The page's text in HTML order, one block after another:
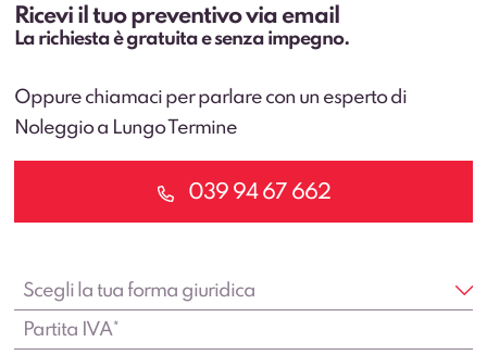
Ricevi il tuo preventivo via email
La richiesta è gratuita e senza impegno.
Oppure chiamaci per parlare con un esperto di
Noleggio a Lungo Termine
039 94 67 662